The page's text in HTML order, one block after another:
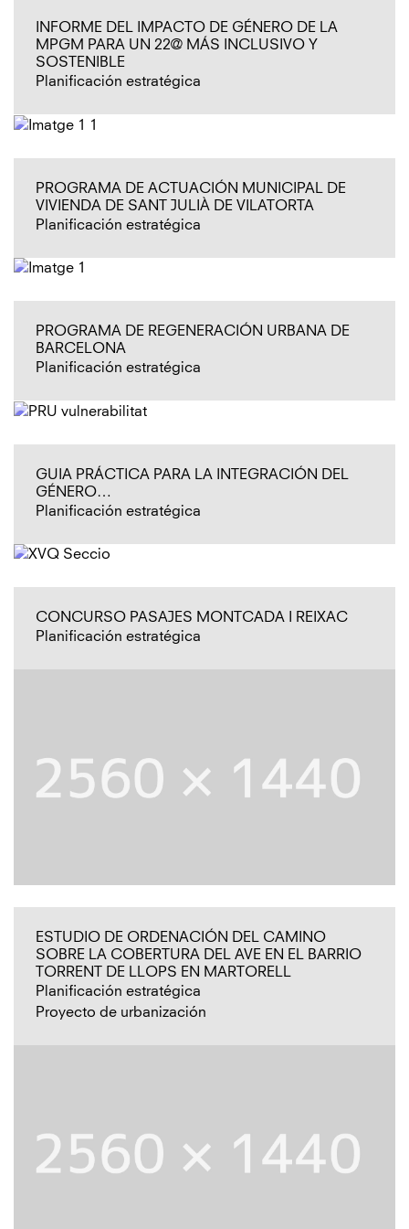
INFORME DEL IMPACTO DE GÉNERO DE LA
MPGM PARA UN 22@ MÁS INCLUSIVO Y
SOSTENIBLE
Planificación estratégica
PROGRAMA DE ACTUACIÓN MUNICIPAL DE
VIVIENDA DE SANT JULIÀ DE VILATORTA
Planificación estratégica
PROGRAMA DE REGENERACIÓN URBANA DE
BARCELONA
Planificación estratégica
GUIA PRÁCTICA PARA LA INTEGRACIÓN DEL
GÉNERO…
Planificación estratégica
CONCURSO PASAJES MONTCADA I REIXAC
Planificación estratégica
ESTUDIO DE ORDENACIÓN DEL CAMINO
SOBRE LA COBERTURA DEL AVE EN EL BARRIO
TORRENT DE LLOPS EN MARTORELL
Planificación estratégica
Proyecto de urbanización